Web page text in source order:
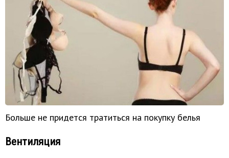
Больше не придется тратиться на покупку белья
Вентиляция